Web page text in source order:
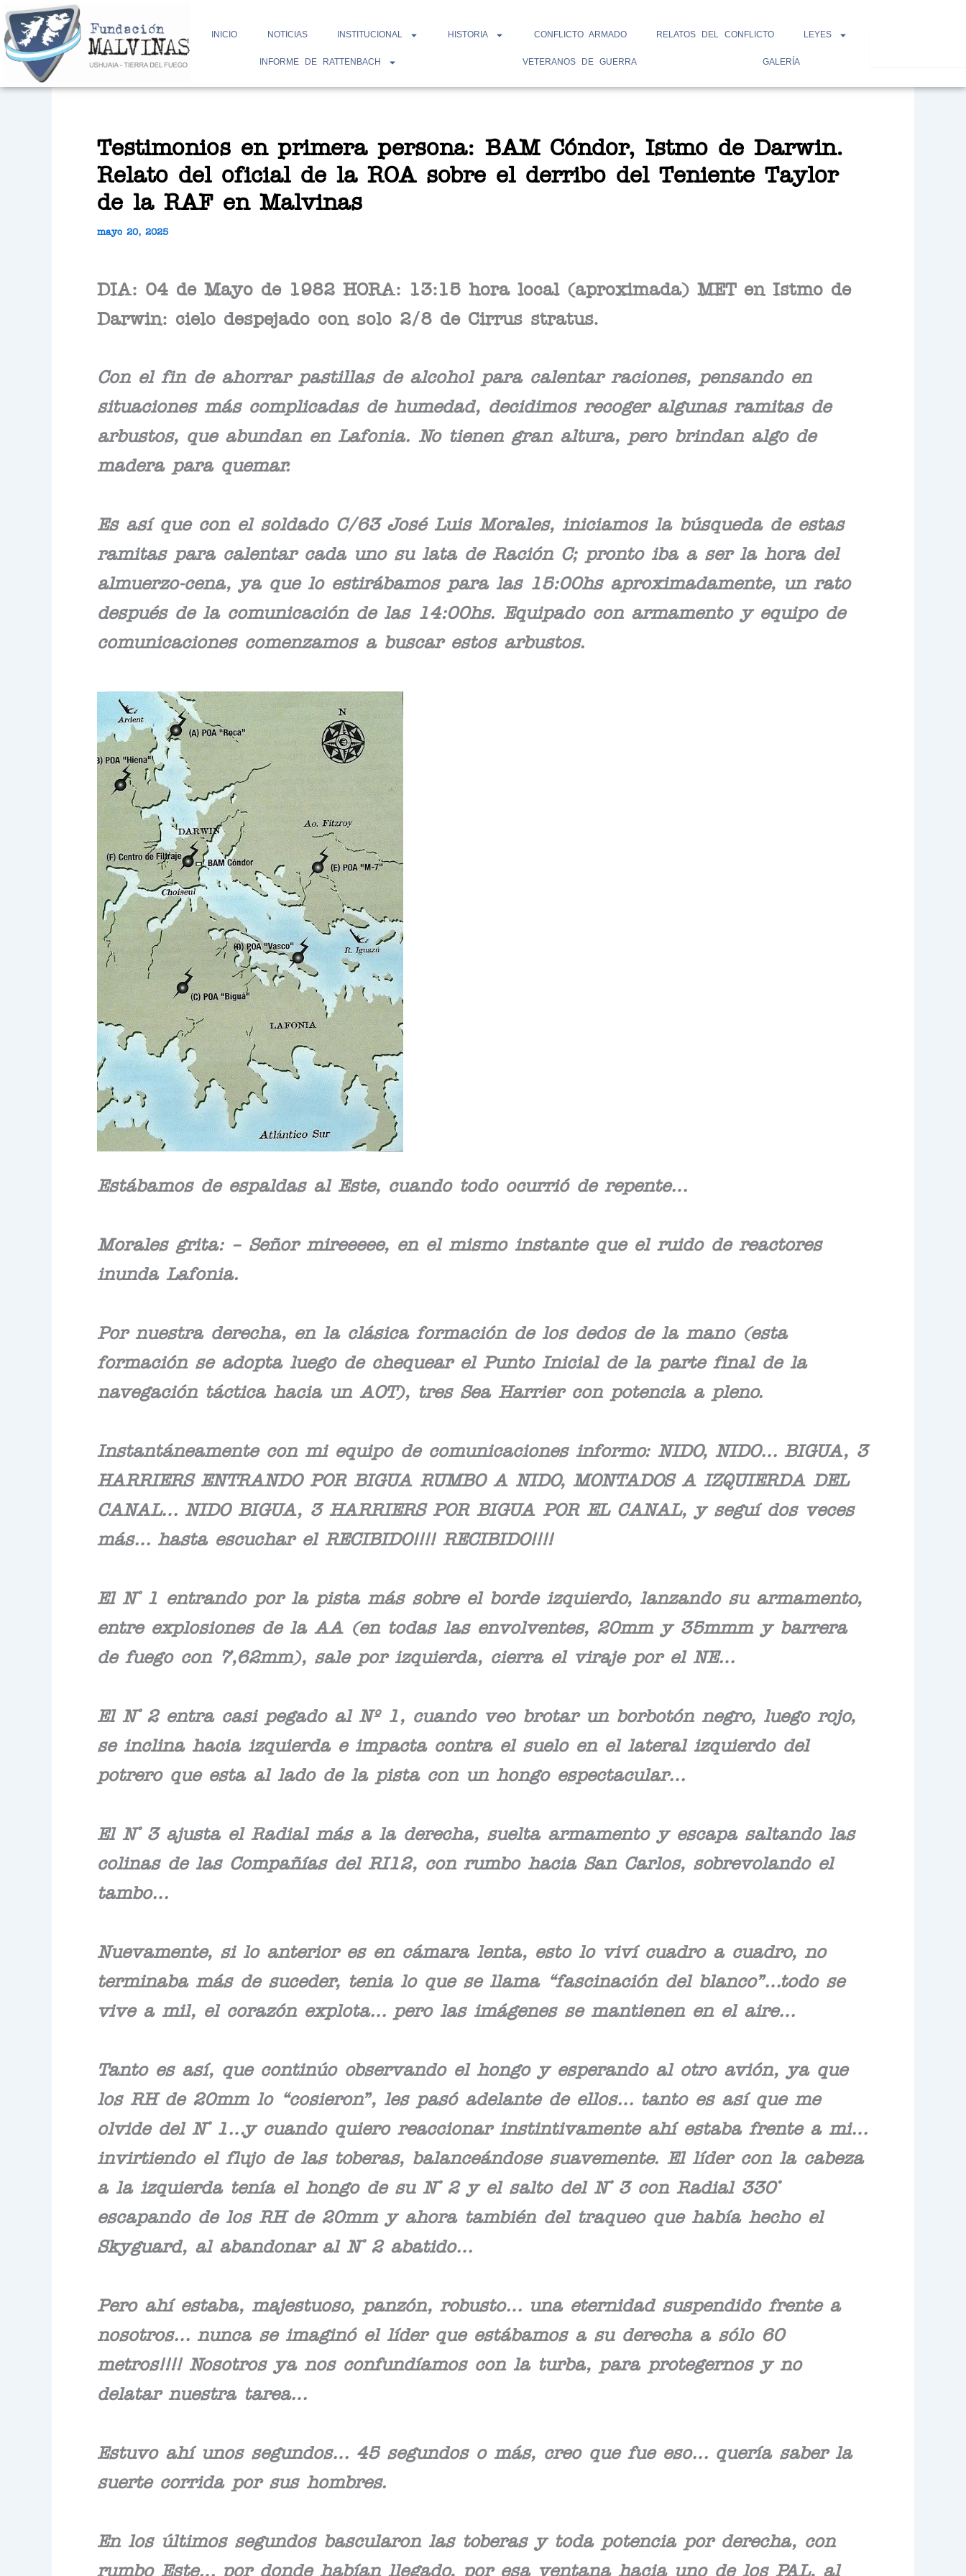
Ir
al
contenido
INICIO NOTICIAS INSTITUCIONAL HISTORIA CONFLICTO ARMADO RELATOS DEL CONFLICTO LEYES
INFORME DE RATTENBACH VETERANOS DE GUERRA GALERÍA
Testimonios en primera persona: BAM Cóndor, Istmo de Darwin.
Relato del oficial de la ROA sobre el derribo del Teniente Taylor
de la RAF en Malvinas
mayo 20, 2025
DIA: 04 de Mayo de 1982 HORA: 13:15 hora local (aproximada) MET en Istmo de
Darwin: cielo despejado con solo 2/8 de Cirrus stratus.
Con el fin de ahorrar pastillas de alcohol para calentar raciones, pensando en
situaciones más complicadas de humedad, decidimos recoger algunas ramitas de
arbustos, que abundan en Lafonia. No tienen gran altura, pero brindan algo de
madera para quemar.
Es así que con el soldado C/63 José Luis Morales, iniciamos la búsqueda de estas
ramitas para calentar cada uno su lata de Ración C; pronto iba a ser la hora del
almuerzo-cena, ya que lo estirábamos para las 15:00hs aproximadamente, un rato
después de la comunicación de las 14:00hs. Equipado con armamento y equipo de
comunicaciones comenzamos a buscar estos arbustos.
Estábamos de espaldas al Este, cuando todo ocurrió de repente…
Morales grita: – Señor mireeeee, en el mismo instante que el ruido de reactores
inunda Lafonia.
Por nuestra derecha, en la clásica formación de los dedos de la mano (esta
formación se adopta luego de chequear el Punto Inicial de la parte final de la
navegación táctica hacia un AOT), tres Sea Harrier con potencia a pleno.
Instantáneamente con mi equipo de comunicaciones informo: NIDO, NIDO… BIGUA, 3
HARRIERS ENTRANDO POR BIGUA RUMBO A NIDO, MONTADOS A IZQUIERDA DEL
CANAL… NIDO BIGUA, 3 HARRIERS POR BIGUA POR EL CANAL, y seguí dos veces
más… hasta escuchar el RECIBIDO!!!! RECIBIDO!!!!
El N° 1 entrando por la pista más sobre el borde izquierdo, lanzando su armamento,
entre explosiones de la AA (en todas las envolventes, 20mm y 35mmm y barrera
de fuego con 7,62mm), sale por izquierda, cierra el viraje por el NE…
El N° 2 entra casi pegado al Nº 1, cuando veo brotar un borbotón negro, luego rojo,
se inclina hacia izquierda e impacta contra el suelo en el lateral izquierdo del
potrero que esta al lado de la pista con un hongo espectacular…
El N° 3 ajusta el Radial más a la derecha, suelta armamento y escapa saltando las
colinas de las Compañías del RI12, con rumbo hacia San Carlos, sobrevolando el
tambo…
Nuevamente, si lo anterior es en cámara lenta, esto lo viví cuadro a cuadro, no
terminaba más de suceder, tenia lo que se llama “fascinación del blanco”…todo se
vive a mil, el corazón explota… pero las imágenes se mantienen en el aire…
Tanto es así, que continúo observando el hongo y esperando al otro avión, ya que
los RH de 20mm lo “cosieron”, les pasó adelante de ellos… tanto es así que me
olvide del N° 1…y cuando quiero reaccionar instintivamente ahí estaba frente a mi…
invirtiendo el flujo de las toberas, balanceándose suavemente. El líder con la cabeza
a la izquierda tenía el hongo de su N° 2 y el salto del N° 3 con Radial 330°
escapando de los RH de 20mm y ahora también del traqueo que había hecho el
Skyguard, al abandonar al N° 2 abatido…
Pero ahí estaba, majestuoso, panzón, robusto… una eternidad suspendido frente a
nosotros… nunca se imaginó el líder que estábamos a su derecha a sólo 60
metros!!!! Nosotros ya nos confundíamos con la turba, para protegernos y no
delatar nuestra tarea…
Estuvo ahí unos segundos… 45 segundos o más, creo que fue eso… quería saber la
suerte corrida por sus hombres.
En los últimos segundos bascularon las toberas y toda potencia por derecha, con
rumbo Este… por donde habían llegado, por esa ventana hacia uno de los PAL, al